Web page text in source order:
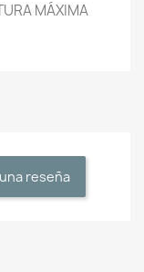
MÁXIMA
reseña